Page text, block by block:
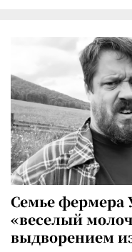
Семье фермера
«веселый
выдворением